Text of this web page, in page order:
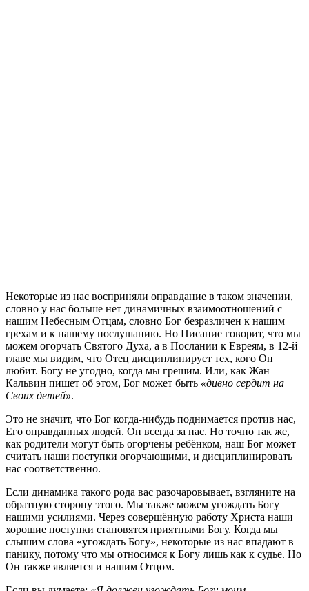
Некоторые из нас восприняли оправдание в таком значении,
словно у нас больше нет динамичных взаимоотношений с
нашим Небесным Отцам, словно Бог безразличен к нашим
грехам и к нашему послушанию. Но Писание говорит, что мы
можем огорчать Святого Духа, а в Послании к Евреям, в 12-й
главе мы видим, что Отец дисциплинирует тех, кого Он
любит. Богу не угодно, когда мы грешим. Или, как Жан
Кальвин пишет об этом, Бог может быть «дивно сердит на
Своих детей».
Это не значит, что Бог когда-нибудь поднимается против нас,
Его оправданных людей. Он всегда за нас. Но точно так же,
как родители могут быть огорчены ребёнком, наш Бог может
считать наши поступки огорчающими, и дисциплинировать
нас соответственно.
Если динамика такого рода вас разочаровывает, взгляните на
обратную сторону этого. Мы также можем угождать Богу
нашими усилиями. Через совершённую работу Христа наши
хорошие поступки становятся приятными Богу. Когда мы
слышим слова «угождать Богу», некоторые из нас впадают в
панику, потому что мы относимся к Богу лишь как к судье. Но
Он также является и нашим Отцом.